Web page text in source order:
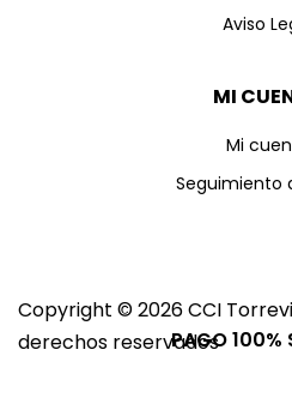
Aviso
MI
Mi
Seguimiento
Copyright © 2026 CCI
derechos reservadosPAGO 100%